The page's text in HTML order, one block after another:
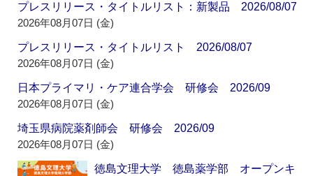
プレスリリース・タイトルリスト：新製品 2026/08/07
2026年08月07日 (金)
プレスリリース・タイトルリスト 2026/08/07
2026年08月07日 (金)
日本プライマリ・ケア連合学会 研修会 2026/09
2026年08月07日 (金)
埼玉県病院薬剤師会 研修会 2026/09
2026年08月07日 (金)
徳島文理大学 徳島薬学部 オープンキ